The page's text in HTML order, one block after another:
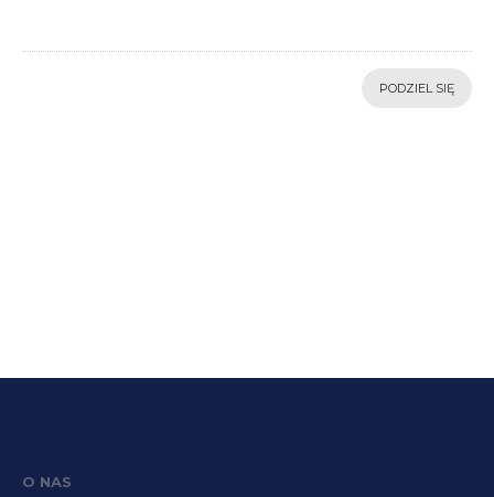
PODZIEL SIĘ
O NAS